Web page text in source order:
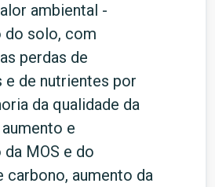
ambiental -
do solo, com
perdas de
de nutrientes por
da qualidade da
e
MOS e do
carbono, aumento da